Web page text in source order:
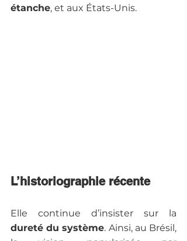
étanche, et aux États-Unis.
L’historiographie récente
Elle continue d’insister sur la
dureté du système. Ainsi, au Brésil,